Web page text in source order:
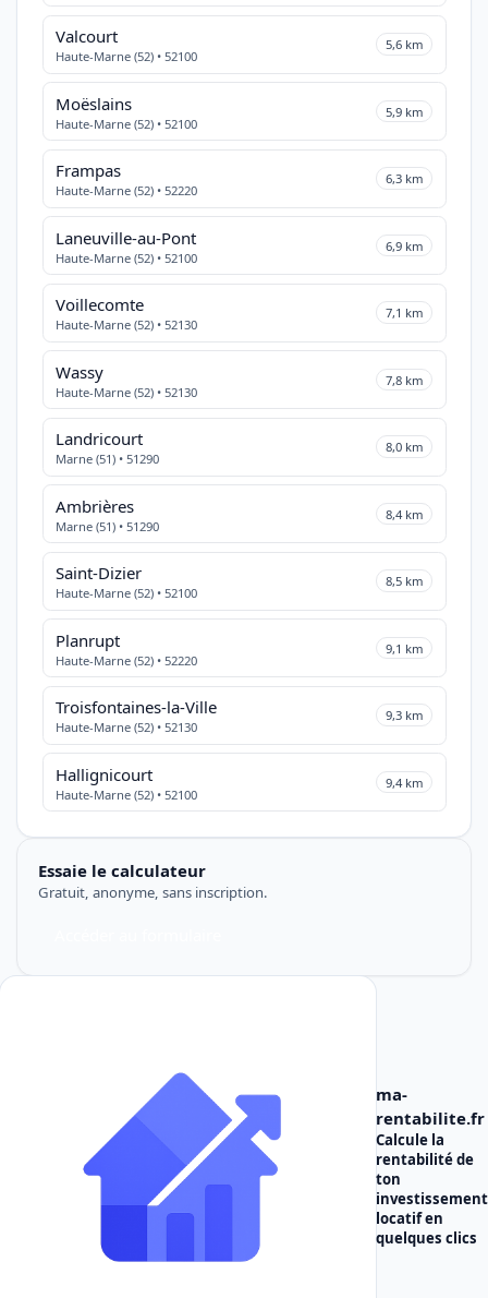
Valcourt
Haute-Marne (52) • 52100
5,6 km
Moëslains
Haute-Marne (52) • 52100
5,9 km
Frampas
Haute-Marne (52) • 52220
6,3 km
Laneuville-au-Pont
Haute-Marne (52) • 52100
6,9 km
Voillecomte
Haute-Marne (52) • 52130
7,1 km
Wassy
Haute-Marne (52) • 52130
7,8 km
Landricourt
Marne (51) • 51290
8,0 km
Ambrières
Marne (51) • 51290
8,4 km
Saint-Dizier
Haute-Marne (52) • 52100
8,5 km
Planrupt
Haute-Marne (52) • 52220
9,1 km
Troisfontaines-la-Ville
Haute-Marne (52) • 52130
9,3 km
Hallignicourt
Haute-Marne (52) • 52100
9,4 km
Essaie le calculateur
Gratuit, anonyme, sans inscription.
ma-
rentabilite.fr
Calcule la
rentabilité de
ton
investissement
locatifen
quelques clics